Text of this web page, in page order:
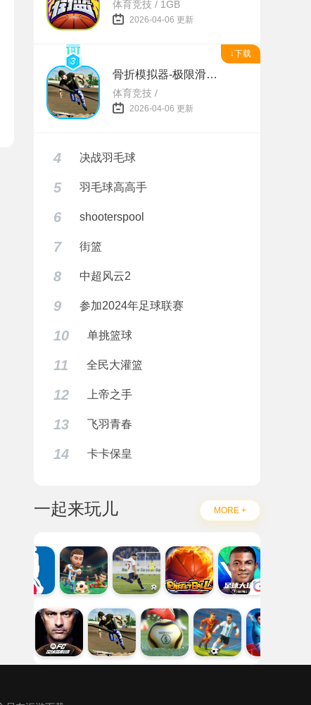
体育竞技 / 1GB
2026-04-06 更新
↓下载
骨折模拟器-极限滑板模拟器
体育竞技 /
2026-04-06 更新
4 决战羽毛球
5 羽毛球高高手
6 shooterspool
7 街篮
8 中超风云2
9 参加2024年足球联赛
10 单挑篮球
11 全民大灌篮
12 上帝之手
13 飞羽青春
14 卡卡保皇
一起来玩儿 MORE +